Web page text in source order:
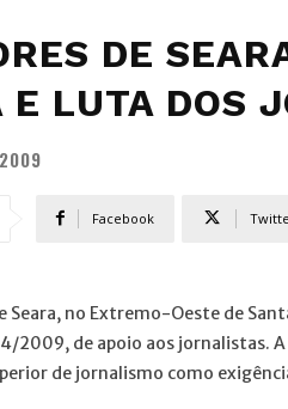
DE
E LUTA DOS
Facebook
Seara, no Extremo-Oeste de
2009, de apoio aos jornalistas.
de jornalismo como